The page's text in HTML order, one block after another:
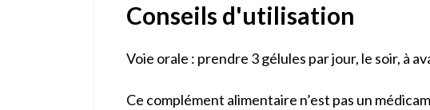
Conseils d'utilisation
Voie orale : prendre 3 gélules par jour, le soir, à
Ce complément alimentaire n’est pas un